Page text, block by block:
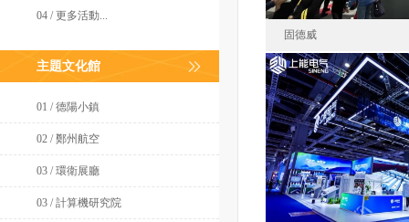
04 / 更多活動...
主題文化館
01 / 德陽小鎮
02 / 鄭州航空
03 / 環衛展廳
03 / 計算機研究院
固德威
固德
澳大利亞
面積